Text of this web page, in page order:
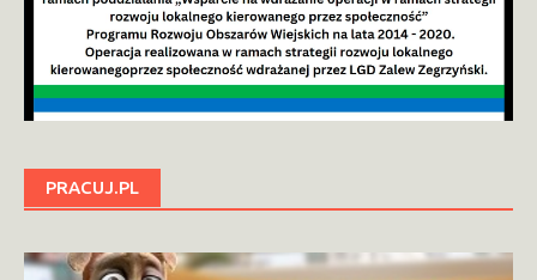
PRACUJ.PL